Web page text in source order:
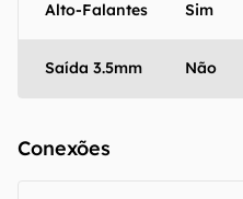
Alto-Falantes Sim
Saída 3.5mm Não
Conexões